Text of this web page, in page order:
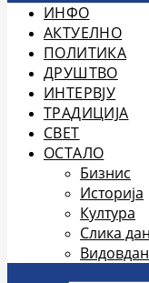
ИНФО
АКТУЕЛНО
ПОЛИТИКА
ДРУШТВО
ИНТЕРВЈУ
ТРАДИЦИЈА
СВЕТ
ОСТАЛО
Бизнис
Историја
Култура
Слика